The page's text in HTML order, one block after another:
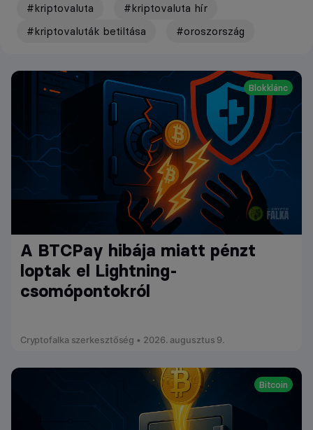
#kriptovaluta
#kriptovaluta hír
#kriptovaluták betiltása
#oroszország
Blokklánc
A BTCPay hibája miatt pénzt
loptak el Lightning-
csomópontokról
Cryptofalka szerkesztőség • 2026. augusztus 9.
Bitcoin